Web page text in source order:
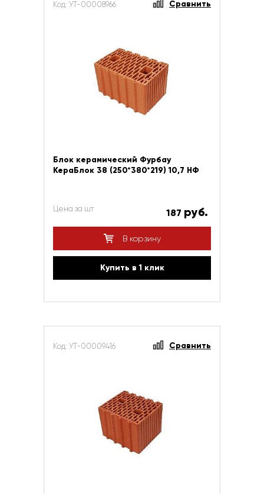
Код: УТ-00008966 Сравнить
Блок керамический Фурбау
КераБлок 38 (250*380*219) 10,7 НФ
Цена за шт 187 руб.
В корзину
Купить в 1 клик
Код: УТ-00009416 Сравнить